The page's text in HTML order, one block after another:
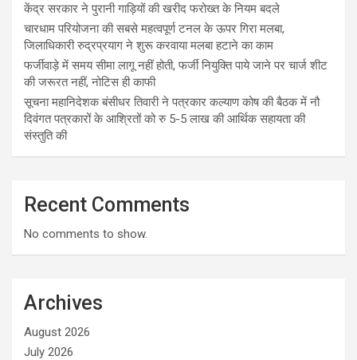
केंद्र सरकार ने पुरानी गाड़ियों की खरीद फरोख्त के नियम बदले
चारधाम परियोजना की सबसे महत्वपूर्ण टनल के ऊपर गिरा मलबा,
जिलाधिकारी रुद्रप्रयाग ने शुरू करवाया मलबा हटाने का काम
फर्जीवाड़े में समय सीमा लागू नहीं होती, फर्जी नियुक्ति पाये जाने पर चार्ज शीट
की जरूरत नहीं, नोटिस ही काफी
सूचना महानिदेशक बंसीधर तिवारी ने पत्रकार कल्याण कोष की बैठक में नौ
दिवंगत पत्रकारों के आश्रितों को रु 5-5 लाख की आर्थिक सहायता की
संस्तुति की
Recent Comments
No comments to show.
Archives
August 2026
July 2026